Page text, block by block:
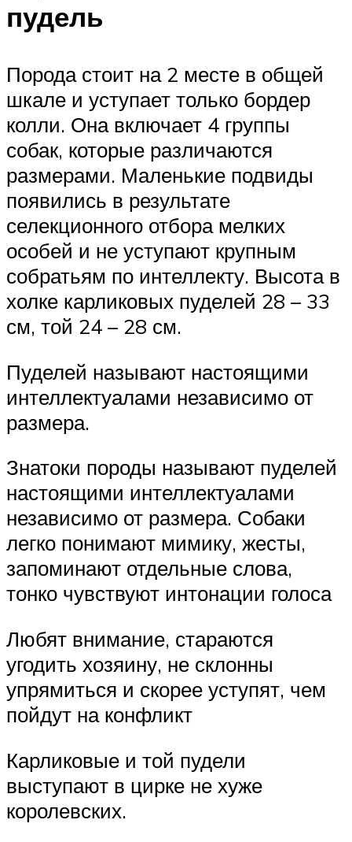
пудель
Порода стоит на 2 месте в общей
шкале и уступает только бордер
колли. Она включает 4 группы
собак, которые различаются
размерами. Маленькие подвиды
появились в результате
селекционного отбора мелких
особей и не уступают крупным
собратьям по интеллекту. Высота в
холке карликовых пуделей 28 – 33
см, той 24 – 28 см.
Пуделей называют настоящими
интеллектуалами независимо от
размера.
Знатоки породы называют пуделей
настоящими интеллектуалами
независимо от размера. Собаки
легко понимают мимику, жесты,
запоминают отдельные слова,
тонко чувствуют интонации голоса
Любят внимание, стараются
угодить хозяину, не склонны
упрямиться и скорее уступят, чем
пойдут на конфликт
Карликовые и той пудели
выступают в цирке не хуже
королевских.